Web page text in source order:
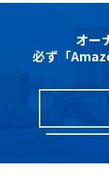
オー
必ず「